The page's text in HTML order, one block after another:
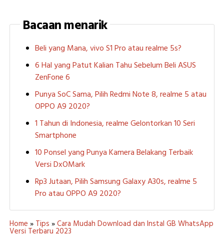
Bacaan menarik
Beli yang Mana, vivo S1 Pro atau realme 5s?
6 Hal yang Patut Kalian Tahu Sebelum Beli ASUS
ZenFone 6
Punya SoC Sama, Pilih Redmi Note 8, realme 5 atau
OPPO A9 2020?
1 Tahun di Indonesia, realme Gelontorkan 10 Seri
Smartphone
10 Ponsel yang Punya Kamera Belakang Terbaik
Versi DxOMark
Rp3 Jutaan, Pilih Samsung Galaxy A30s, realme 5
Pro atau OPPO A9 2020?
Home » Tips »Cara Mudah Download dan Instal GB WhatsApp
Versi Terbaru 2023